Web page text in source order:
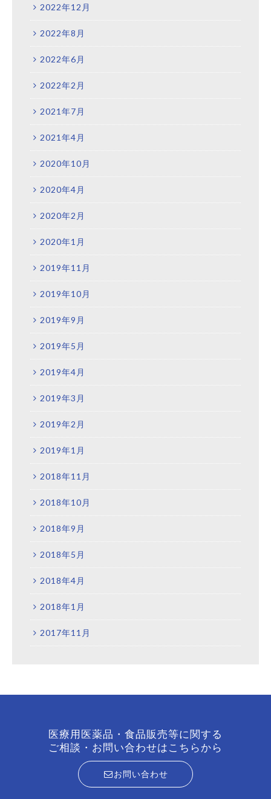
2022年12月
2022年8月
2022年6月
2022年2月
2021年7月
2021年4月
2020年10月
2020年4月
2020年2月
2020年1月
2019年11月
2019年10月
2019年9月
2019年5月
2019年4月
2019年3月
2019年2月
2019年1月
2018年11月
2018年10月
2018年9月
2018年5月
2018年4月
2018年1月
2017年11月
医療用医薬品・食品販売等に関する
ご相談・お問い合わせはこちらから
お問い合わせ